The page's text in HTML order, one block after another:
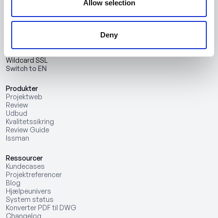
Allow selection
Deny
Wildcard SSL
Switch to EN
Produkter
Projektweb
Review
Udbud
Kvalitetssikring
Review Guide
Issman
Ressourcer
Kundecases
Projektreferencer
Blog
Hjælpeunivers
System status
Konverter PDF til DWG
Changelog